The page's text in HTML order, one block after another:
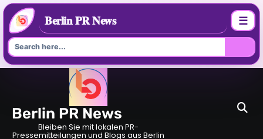
Berlin PR News ☰
Berlin PR News
Bleiben Sie mit lokalen PR-
Pressemitteilungen und Blogs aus Berlin